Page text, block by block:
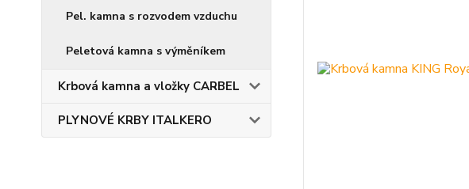
Pel. kamna s rozvodem vzduchu
Peletová kamna s výměníkem
Krbová kamna a vložky CARBEL
PLYNOVÉ KRBY ITALKERO